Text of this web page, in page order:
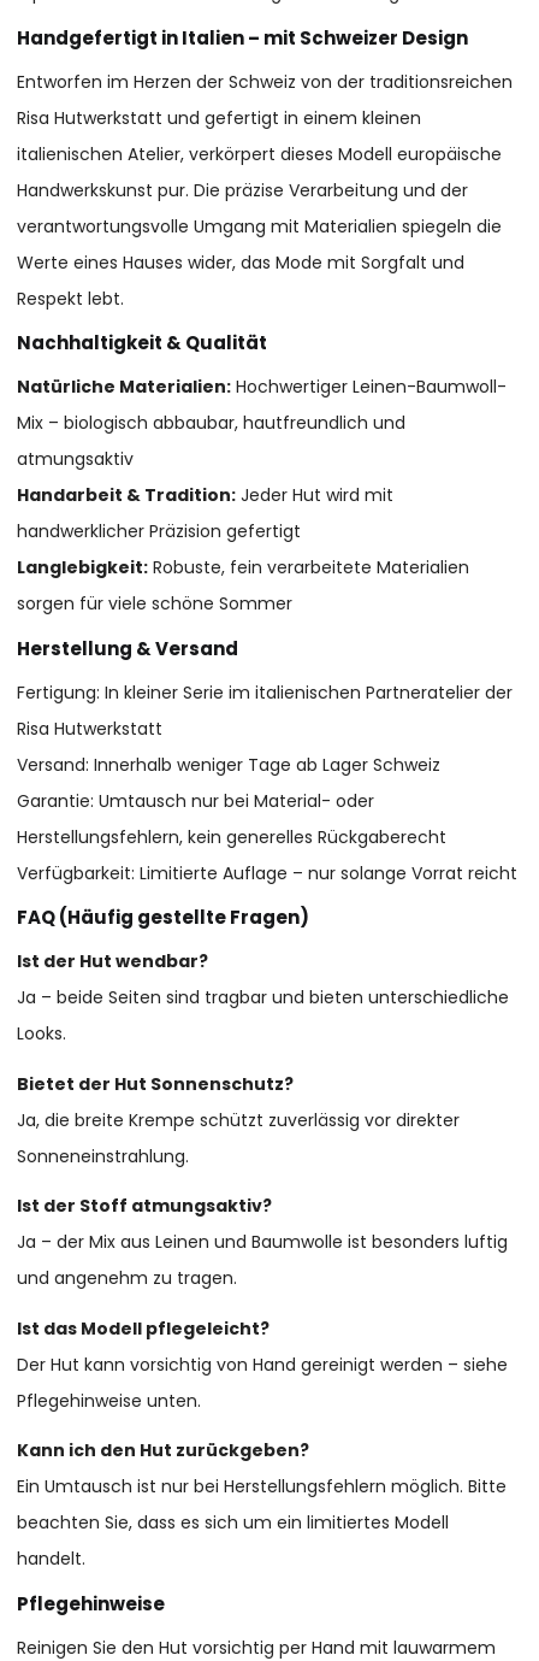
Handgefertigt in Italien – mit Schweizer Design
Entworfen im Herzen der Schweiz von der traditionsreichen
Risa Hutwerkstatt und gefertigt in einem kleinen
italienischen Atelier, verkörpert dieses Modell europäische
Handwerkskunst pur. Die präzise Verarbeitung und der
verantwortungsvolle Umgang mit Materialien spiegeln die
Werte eines Hauses wider, das Mode mit Sorgfalt und
Respekt lebt.
Nachhaltigkeit & Qualität
Natürliche Materialien: Hochwertiger Leinen-Baumwoll-
Mix – biologisch abbaubar, hautfreundlich und
atmungsaktiv
Handarbeit & Tradition: Jeder Hut wird mit
handwerklicher Präzision gefertigt
Langlebigkeit: Robuste, fein verarbeitete Materialien
sorgen für viele schöne Sommer
Herstellung & Versand
Fertigung: In kleiner Serie im italienischen Partneratelier der
Risa Hutwerkstatt
Versand: Innerhalb weniger Tage ab Lager Schweiz
Garantie: Umtausch nur bei Material- oder
Herstellungsfehlern, kein generelles Rückgaberecht
Verfügbarkeit: Limitierte Auflage – nur solange Vorrat reicht
FAQ (Häufig gestellte Fragen)
Ist der Hut wendbar?
Ja – beide Seiten sind tragbar und bieten unterschiedliche
Looks.
Bietet der Hut Sonnenschutz?
Ja, die breite Krempe schützt zuverlässig vor direkter
Sonneneinstrahlung.
Ist der Stoff atmungsaktiv?
Ja – der Mix aus Leinen und Baumwolle ist besonders luftig
und angenehm zu tragen.
Ist das Modell pflegeleicht?
Der Hut kann vorsichtig von Hand gereinigt werden – siehe
Pflegehinweise unten.
Kann ich den Hut zurückgeben?
Ein Umtausch ist nur bei Herstellungsfehlern möglich. Bitte
beachten Sie, dass es sich um ein limitiertes Modell
handelt.
Pflegehinweise
Reinigen Sie den Hut vorsichtig per Hand mit lauwarmem